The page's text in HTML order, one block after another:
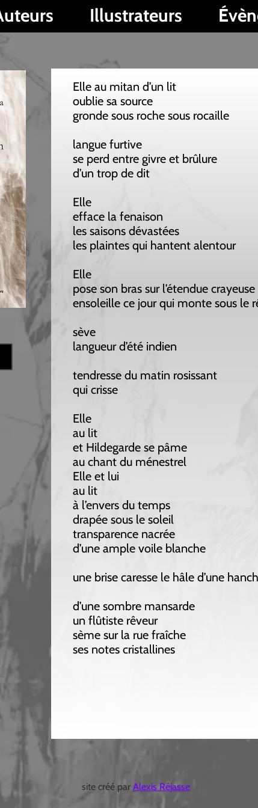
Illustrateurs Évènements
Alexis Réjasse
Elle au mitan d’un lit
oublie sa source
gronde sous roche sous rocaille
langue furtive
se perd entre givre et brûlure
d’un trop de dit
Elle
efface la fenaison
les saisons dévastées
les plaintes qui hantent alentour
Elle
pose son bras sur l’étendue crayeuse
ensoleille ce jour qui monte sous le rêve
langueur d’été indien
tendresse du matin rosissant
et Hildegarde se pâme
au chant du ménestrel
Elle et lui
au lit
à l’envers du temps
drapée sous le soleil
transparence nacrée
d’une ample voile blanche
une brise caresse le hâle d’une hanche
d’une sombre mansarde
un flûtiste rêveur
sème sur la rue fraîche
ses notes cristallines